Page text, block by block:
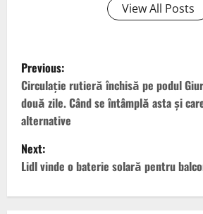
View All Posts
P
o
s
t
n
Previous:
Circulaţie rutieră închisă pe podul
două zile. Când se întâmplă asta și
alternative
Next:
Lidl vinde o baterie solară pentru